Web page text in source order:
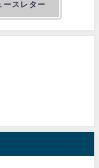
ースレター